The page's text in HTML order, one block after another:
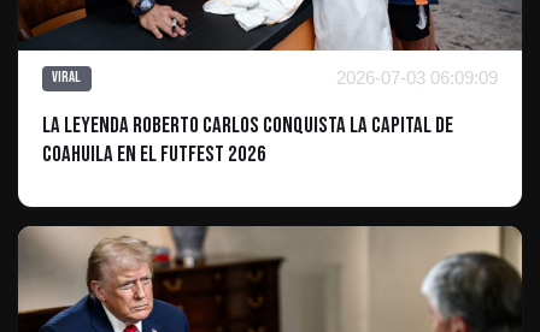
Viral 2026-07-03 06:09:09
La leyenda Roberto Carlos conquista la capital de
Coahuila en el Futfest 2026